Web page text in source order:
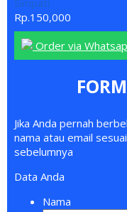
Rp.150,000
Order via
Jika Anda pernah
nama atau email
sebelumnya
Data Anda
Nama